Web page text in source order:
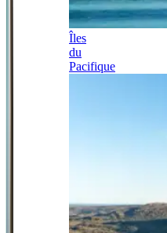
Îles
du
Pacifique